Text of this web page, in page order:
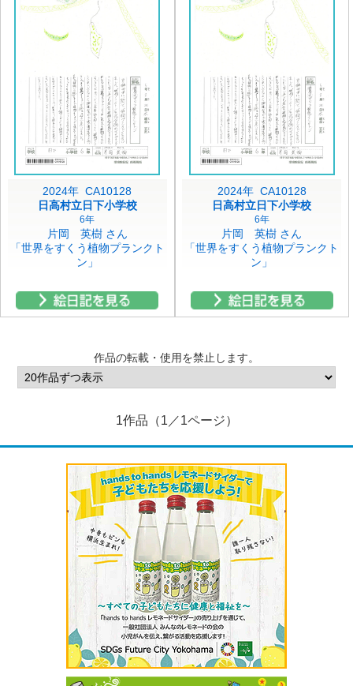
2024年 CA10128
日高村立日下小学校
6年
片岡 英樹 さん
「世界をすくう植物プランクト
ン」
2024年 CA10128
日高村立日下小学校
6年
片岡 英樹 さん
「世界をすくう植物プランクト
ン」
作品の転載・使用を禁止します。
1作品（1／1ページ）